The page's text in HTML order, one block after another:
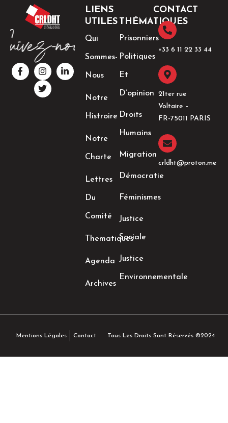
F
a
c
I
n
s
t
a
L
i
n
T
w
i
t
t
LIENS
UTILES
Qui
Sommes-
Nous
Notre
Histroire
Notre
Charte
Lettres
Du
Comité
Thematiques
Agenda
Archives
THÉMATIQUES
Prisonniers
Politiques
Et
D’opinion
Droits
Humains
Migration
Démocratie
Féminismes
Justice
Sociale
Justice
Environnementale
CONTACT
+33 6 11 22 33 44​
21ter rue
Voltaire –
FR-75011 PARIS
crldht@proton.me
Mentions Légales Contact Tous Les Droits Sont Réservés ©2024